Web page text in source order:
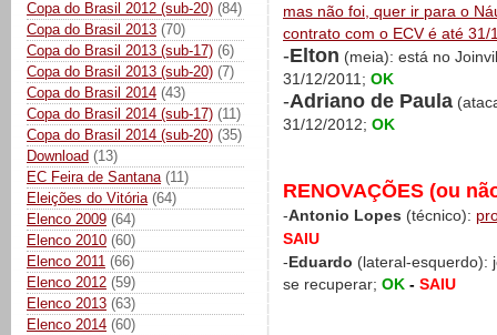
Copa do Brasil 2012 (sub-20) (84)
Copa do Brasil 2013 (70)
Copa do Brasil 2013 (sub-17) (6)
Copa do Brasil 2013 (sub-20) (7)
Copa do Brasil 2014 (43)
Copa do Brasil 2014 (sub-17) (11)
Copa do Brasil 2014 (sub-20) (35)
Download (13)
EC Feira de Santana (11)
Eleições do Vitória (64)
Elenco 2009 (64)
Elenco 2010 (60)
Elenco 2011 (66)
Elenco 2012 (59)
Elenco 2013 (63)
Elenco 2014 (60)
mas não foi, quer ir para o
contrato com o ECV é até 31/
-Elton (meia): está no
31/12/2011; OK
-Adriano de Paula
31/12/2012; OK
RENOVAÇÕES (ou
-Antonio Lopes (técnico):
SAIU
-Eduardo (lateral-esquerdo):
se recuperar; OK - SAIU